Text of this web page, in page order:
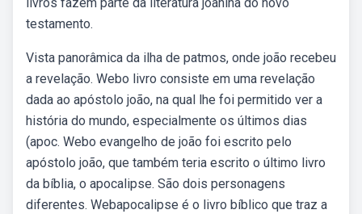
testamento.
Vista panorâmica da ilha de patmos, onde joão recebeu
a revelação. Webo livro consiste em uma revelação
dada ao apóstolo joão, na qual lhe foi permitido ver a
história do mundo, especialmente os últimos dias
(apoc. Webo evangelho de joão foi escrito pelo
apóstolo joão, que também teria escrito o último livro
da bíblia, o apocalipse. São dois personagens
diferentes. Webapocalipse é o livro bíblico que traz a